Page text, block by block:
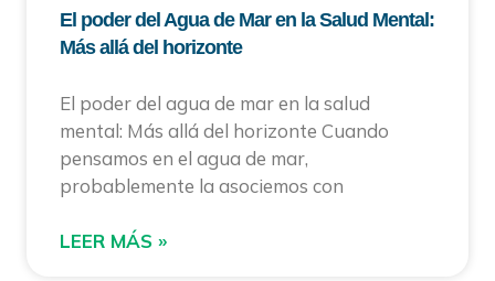
El poder del Agua de Mar en la Salud Mental:
Más allá del horizonte
El poder del agua de mar en la salud
mental: Más allá del horizonte Cuando
pensamos en el agua de mar,
probablemente la asociemos con
LEER MÁS »